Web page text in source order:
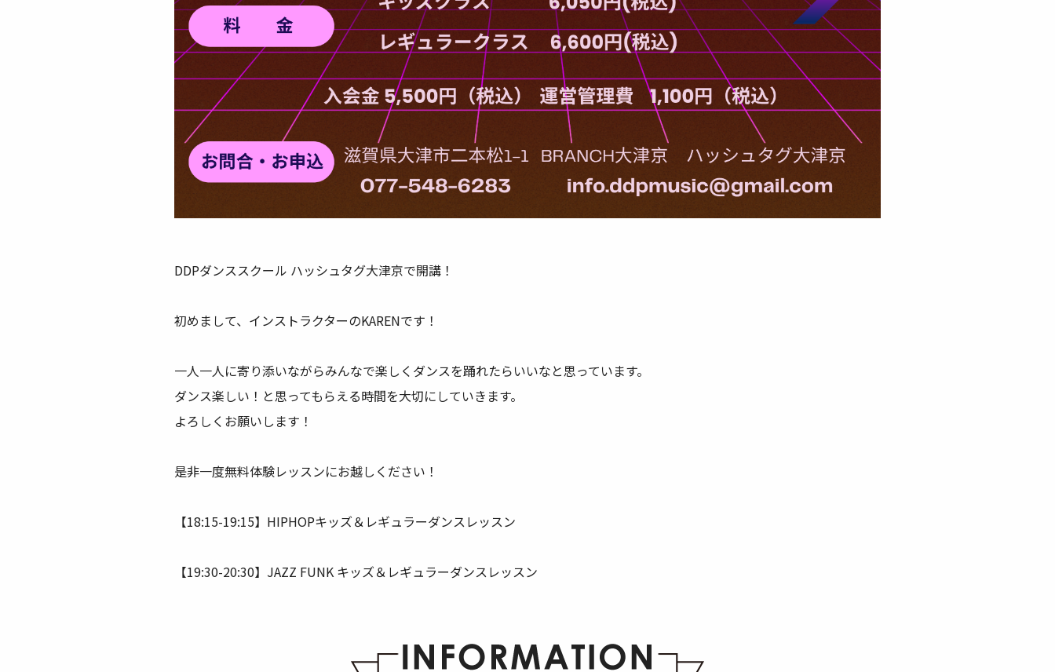
DDPダンススクール ハッシュタグ大津京で開講！
初めまして、インストラクターのKARENです！
一人一人に寄り添いながらみんなで楽しくダンスを踊れたらいいなと思っています。
ダンス楽しい！と思ってもらえる時間を大切にしていきます。
よろしくお願いします！
是非一度無料体験レッスンにお越しください！
【18:15-19:15】HIPHOPキッズ＆レギュラーダンスレッスン
【19:30-20:30】JAZZ FUNK キッズ＆レギュラーダンスレッスン